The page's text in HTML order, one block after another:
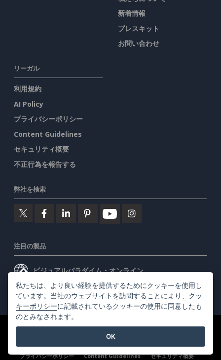
新着情報
プレスキット
お問い合わせ
リーガル
利用規約
AI Policy
プライバシーポリシー
Content Guidelines
セキュリティ概要
不正行為を報告する
弊社を検索
注目の製品
ビジュアルパラダイム・オンライン
ビジュアルパラダイムデスクトップ
©2026 by Visual Paradigm. 全ての権利を有する
プライバシーポリシー
Content Guidelines セキュリティ概要
私たちは、より良い経験を提供するためにクッキーを使用し
ています。当社のウェブサイトを訪問することにより、 クッ
キーポリシーに記載されているクッキーの使用に同意したも
のとみなされます。
OK